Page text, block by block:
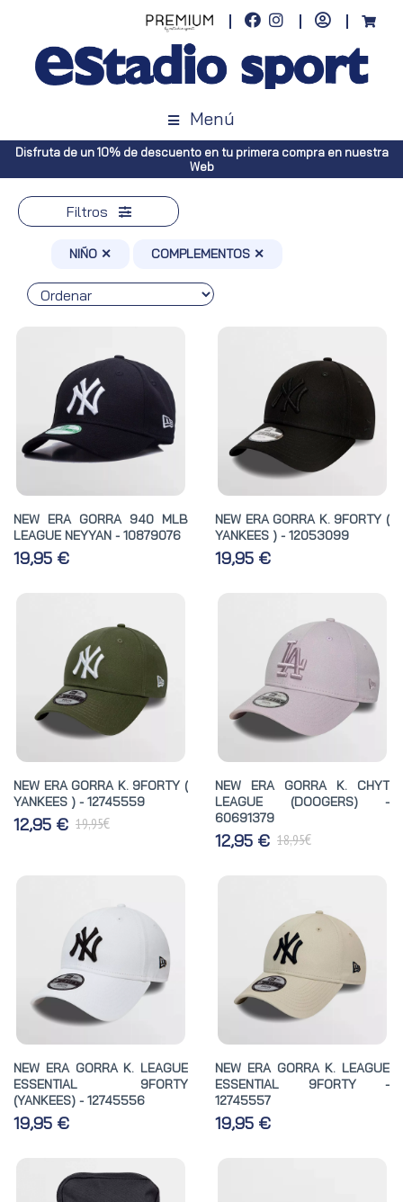
Menú
Envíos gratuitos a toda España (Canarias, pedidos superiores a
Península, pedidos superiores a 100€)
Filtros
NIÑO ✕ COMPLEMENTOS ✕
NEW ERA GORRA 940 MLB
LEAGUE NEYYAN - 10879076
19,95 €
NEW ERA GORRA K. 9FORTY (
YANKEES ) - 12053099
19,95 €
NEW ERA GORRA K. 9FORTY (
YANKEES ) - 12745559
12,95 € 19,95€
NEW ERA GORRA K. CHYT
LEAGUE (DOOGERS) -
60691379
12,95 € 18,95€
NEW ERA GORRA K. LEAGUE
ESSENTIAL 9FORTY
(YANKEES) - 12745556
19,95 €
NEW ERA GORRA K. LEAGUE
ESSENTIAL 9FORTY -
12745557
19,95 €